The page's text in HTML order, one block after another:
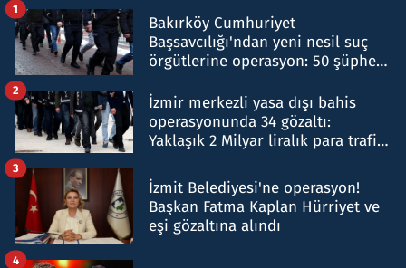
Bakırköy Cumhuriyet
Başsavcılığı'ndan yeni nesil suç
örgütlerine operasyon: 50 şüpheli
1
İzmir merkezli yasa dışı bahis
operasyonunda 34 gözaltı:
Yaklaşık 2 Milyar liralık para trafiği
2
İzmit Belediyesi'ne operasyon!
Başkan Fatma Kaplan Hürriyet ve
eşi gözaltına alındı
3
4